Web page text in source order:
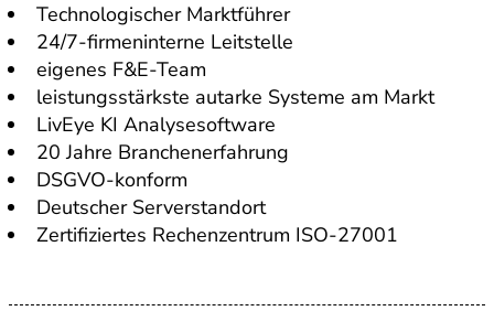
Technologischer Marktführer
24/7-firmeninterne Leitstelle
eigenes F&E-Team
leistungsstärkste autarke Systeme am Markt
LivEye KI Analysesoftware
20 Jahre Branchenerfahrung
DSGVO-konform
Deutscher Serverstandort
Zertifiziertes Rechenzentrum ISO-27001